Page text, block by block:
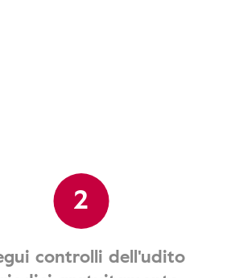
2
controlli dell'udito